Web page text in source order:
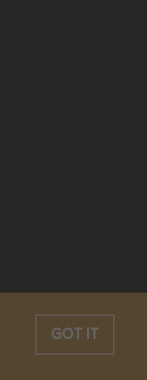
GOT IT